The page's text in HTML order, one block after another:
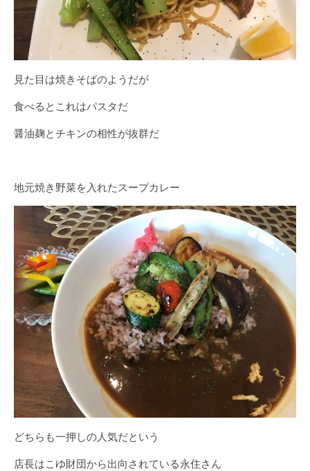
見た目は焼きそばのようだが
食べるとこれはパスタだ
醤油麹とチキンの相性が抜群だ
地元焼き野菜を入れたスープカレー
どちらも一押しの人気だという
店長はこゆ財団から出向されている永住さん